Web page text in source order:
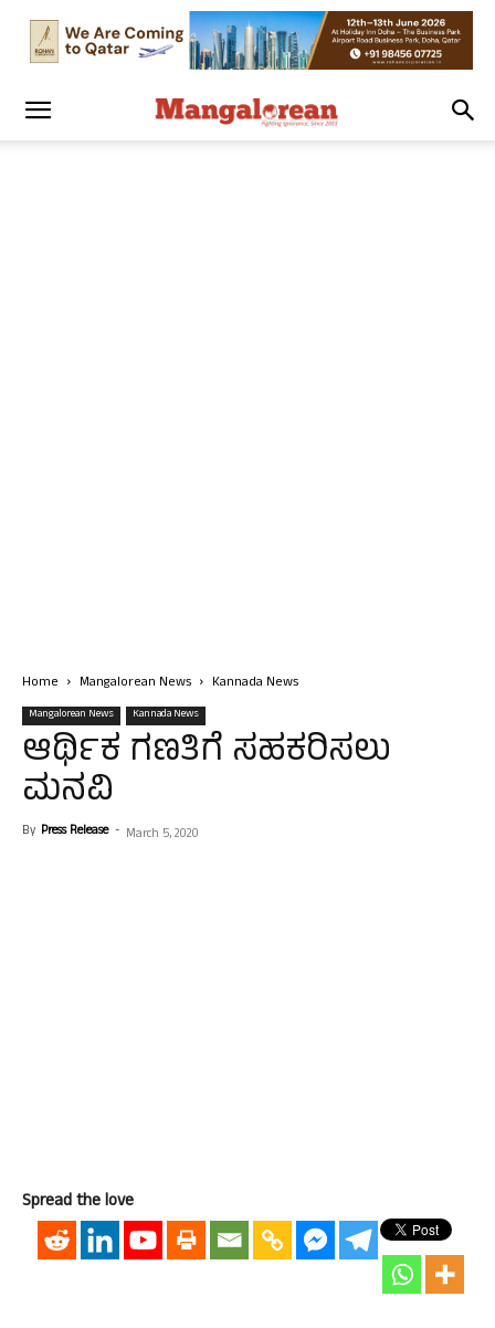
Home Mangalorean News Kannada News
Mangalorean News Kannada News
ಆರ್ಥಿಕ ಗಣತಿಗೆ ಸಹಕರಿಸಲು
ಮನವಿ
By Press Release - March 5, 2020
Spread the love